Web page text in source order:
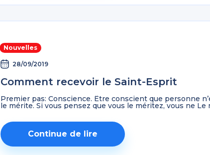
Nouvelles
28/09/2019
Comment recevoir le Saint-Esprit
Premier pas: Conscience. Être conscient que personne
le mérite. Si vous pensez que vous le méritez, vous ne Le
Continue de lire